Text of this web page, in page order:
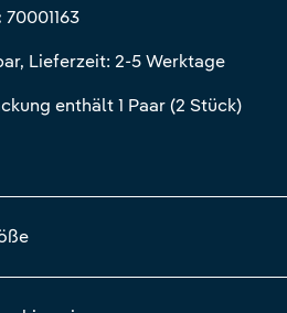
70001163
Lieferzeit: 2-5 Werktage
enthält 1 Paar (2 Stück)